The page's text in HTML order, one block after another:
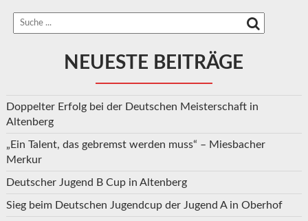
NEUESTE BEITRÄGE
Doppelter Erfolg bei der Deutschen Meisterschaft in
Altenberg
„Ein Talent, das gebremst werden muss“ – Miesbacher
Merkur
Deutscher Jugend B Cup in Altenberg
Sieg beim Deutschen Jugendcup der Jugend A in Oberhof